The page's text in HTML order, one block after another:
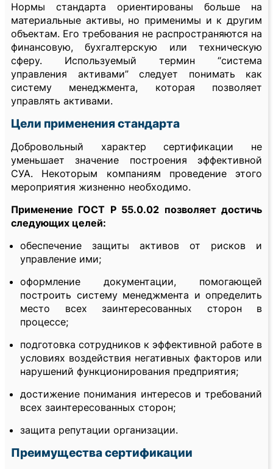
Нормы стандарта ориентированы больше на
материальные активы, но применимы и к другим
объектам. Его требования не распространяются на
финансовую, бухгалтерскую или техническую
сферу. Используемый термин “система
управления активами” следует понимать как
систему менеджмента, которая позволяет
управлять активами.
Цели применения стандарта
Добровольный характер сертификации не
уменьшает значение построения эффективной
СУА. Некоторым компаниям проведение этого
мероприятия жизненно необходимо.
Применение ГОСТ Р 55.0.02 позволяет достичь
следующих целей:
обеспечение защиты активов от рисков и
управление ими;
оформление документации, помогающей
построить систему менеджмента и определить
место всех заинтересованных сторон в
процессе;
подготовка сотрудников к эффективной работе в
условиях воздействия негативных факторов или
нарушений функционирования предприятия;
достижение понимания интересов и требований
всех заинтересованных сторон;
защита репутации организации.
Преимущества сертификации